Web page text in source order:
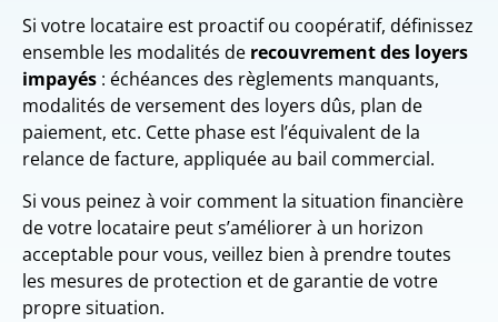
Si votre locataire est proactif ou coopératif, définissez
ensemble les modalités de recouvrement des loyers
impayés : échéances des règlements manquants,
modalités de versement des loyers dûs, plan de
paiement, etc. Cette phase est l’équivalent de la
relance de facture, appliquée au bail commercial.
Si vous peinez à voir comment la situation financière
de votre locataire peut s’améliorer à un horizon
acceptable pour vous, veillez bien à prendre toutes
les mesures de protection et de garantie de votre
propre situation.